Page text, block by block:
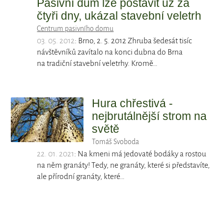
Pasivní dům lze postavit už za
čtyři dny, ukázal stavební veletrh
Centrum pasivního domu
03. 05. 2012: Brno, 2. 5. 2012 Zhruba šedesát tisíc
návštěvníků zavítalo na konci dubna do Brna
na tradiční stavební veletrhy. Kromě…
Hura chřestivá -
nejbrutálnější strom na
světě
Tomáš Svoboda
22. 01. 2021: Na kmeni má jedovaté bodáky a rostou
na něm granáty! Tedy, ne granáty, které si představíte,
ale přírodní granáty, které…